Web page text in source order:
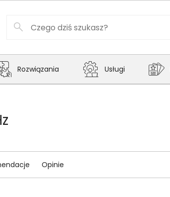
Rozwiązania Usługi
Opinie